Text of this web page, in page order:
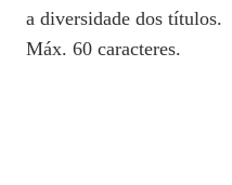
a diversidade dos títulos.
Máx. 60 caracteres.